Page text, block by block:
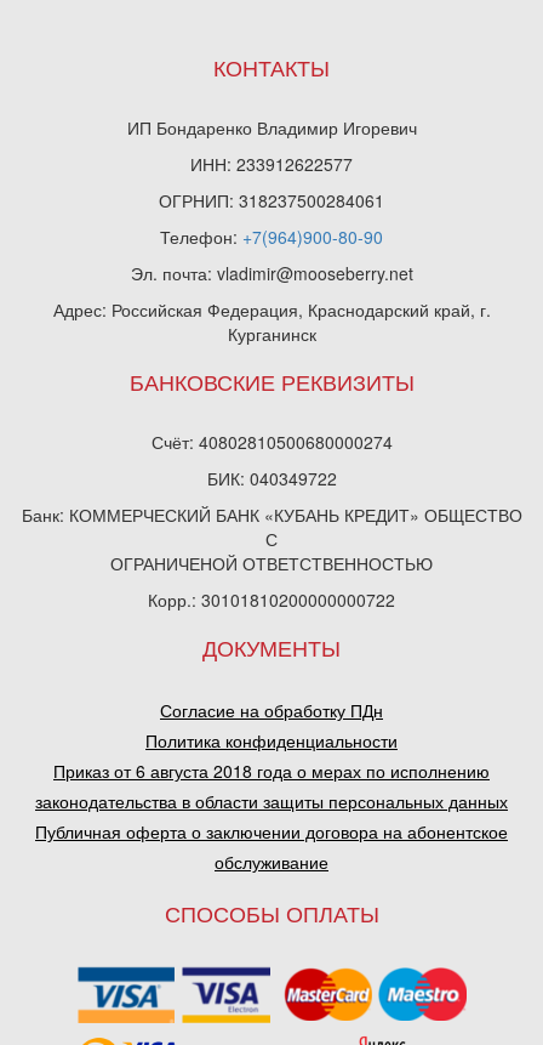
КОНТАКТЫ
ИП Бондаренко Владимир Игоревич
ИНН: 233912622577
ОГРНИП: 318237500284061
Телефон: +7(964)900-80-90
Эл. почта: vladimir@mooseberry.net
Адрес: Российская Федерация, Краснодарский край, г.
Курганинск
БАНКОВСКИЕ РЕКВИЗИТЫ
Счёт: 40802810500680000274
БИК: 040349722
Банк: КОММЕРЧЕСКИЙ БАНК «КУБАНЬ КРЕДИТ» ОБЩЕСТВО
С
ОГРАНИЧЕНОЙ ОТВЕТСТВЕННОСТЬЮ
Корр.: 30101810200000000722
ДОКУМЕНТЫ
Согласие на обработку ПДн
Политика конфиденциальности
Приказ от 6 августа 2018 года о мерах по исполнению
законодательства в области защиты персональных данных
Публичная оферта о заключении договора на абонентское
обслуживание
СПОСОБЫ ОПЛАТЫ